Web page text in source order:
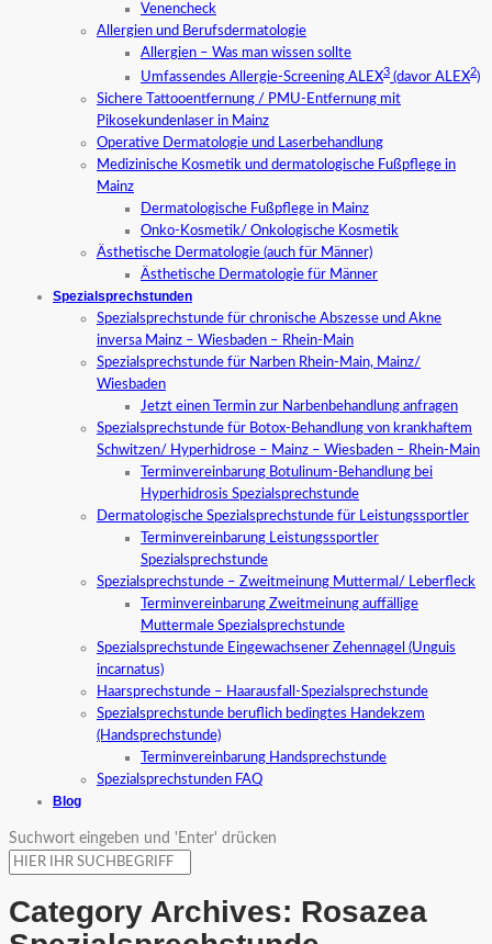
Venencheck
Allergien und Berufsdermatologie
Allergien – Was man wissen sollte
Umfassendes Allergie-Screening ALEX3 (davor ALEX2)
Sichere Tattooentfernung / PMU-Entfernung mit
Pikosekundenlaser in Mainz
Operative Dermatologie und Laserbehandlung
Medizinische Kosmetik und dermatologische Fußpflege in
Mainz
Dermatologische Fußpflege in Mainz
Onko-Kosmetik/ Onkologische Kosmetik
Ästhetische Dermatologie (auch für Männer)
Ästhetische Dermatologie für Männer
Spezialsprechstunden
Spezialsprechstunde für chronische Abszesse und Akne
inversa Mainz – Wiesbaden – Rhein-Main
Spezialsprechstunde für Narben Rhein-Main, Mainz/
Wiesbaden
Jetzt einen Termin zur Narbenbehandlung anfragen
Spezialsprechstunde für Botox-Behandlung von krankhaftem
Schwitzen/ Hyperhidrose – Mainz – Wiesbaden – Rhein-Main
Terminvereinbarung Botulinum-Behandlung bei
Hyperhidrosis Spezialsprechstunde
Dermatologische Spezialsprechstunde für Leistungssportler
Terminvereinbarung Leistungssportler
Spezialsprechstunde
Spezialsprechstunde – Zweitmeinung Muttermal/ Leberfleck
Terminvereinbarung Zweitmeinung auffällige
Muttermale Spezialsprechstunde
Spezialsprechstunde Eingewachsener Zehennagel (Unguis
incarnatus)
Haarsprechstunde – Haarausfall-Spezialsprechstunde
Spezialsprechstunde beruflich bedingtes Handekzem
(Handsprechstunde)
Terminvereinbarung Handsprechstunde
Spezialsprechstunden FAQ
Blog
Suchwort eingeben und 'Enter' drücken
Category Archives: Rosazea